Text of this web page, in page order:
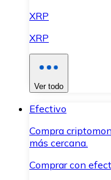
XRP
XRP
Ver todo
Efectivo
Compra
más cercana.
Comprar con